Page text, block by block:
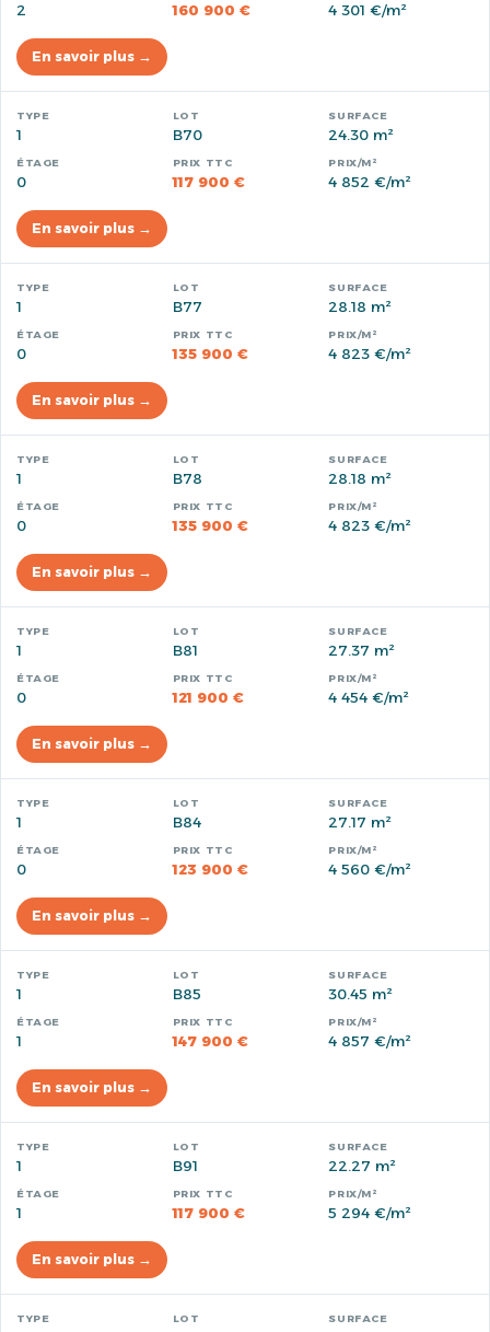
2 160 900 € 4 301 €/m²
En savoir plus →
1 B70 24.30 m²
0 117 900 € 4 852 €/m²
En savoir plus →
1 B77 28.18 m²
0 135 900 € 4 823 €/m²
En savoir plus →
1 B78 28.18 m²
0 135 900 € 4 823 €/m²
En savoir plus →
1 B81 27.37 m²
0 121 900 € 4 454 €/m²
En savoir plus →
1 B84 27.17 m²
0 123 900 € 4 560 €/m²
En savoir plus →
1 B85 30.45 m²
1 147 900 € 4 857 €/m²
En savoir plus →
1 B91 22.27 m²
1 117 900 € 5 294 €/m²
En savoir plus →